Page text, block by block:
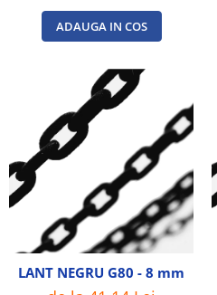
ADAUGA IN COS
LANT NEGRU G80 - 8 mm